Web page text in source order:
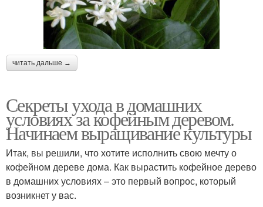
читать дальше →
Секреты ухода в домашних
условиях за кофейным деревом.
Начинаем выращивание культуры
Итак, вы решили, что хотите исполнить свою мечту о
кофейном дереве дома. Как вырастить кофейное дерево
в домашних условиях – это первый вопрос, который
возникнет у вас.